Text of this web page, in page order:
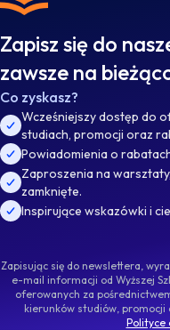
Zapisz się do
zawsze na
Co zyskasz?
Wcześniejszy dostęp do
studiach, promocji oraz
Powiadomienia o
Zaproszenia na
zamknięte.
Inspirujące wskazówki i
Zapisując się do newslettera,
e-mail informacji od Wyższej
oferowanych za
kierunków studiów, promocji
Polityce